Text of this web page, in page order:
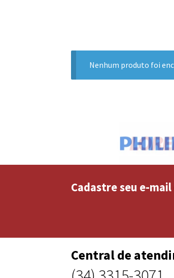
Nenhum produto foi
Cadastre seu e-
Central de